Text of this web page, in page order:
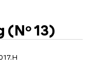
(Nº 13)